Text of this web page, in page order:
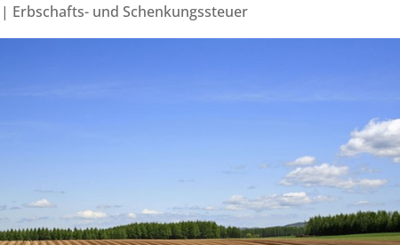
| Erbschafts- und Schenkungssteuer